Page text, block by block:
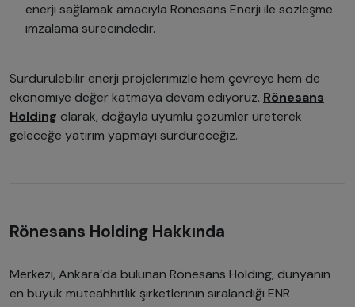
enerji sağlamak amacıyla Rönesans Enerji ile sözleşme
imzalama sürecindedir.
Sürdürülebilir enerji projelerimizle hem çevreye hem de
ekonomiye değer katmaya devam ediyoruz. Rönesans
Holding olarak, doğayla uyumlu çözümler üreterek
geleceğe yatırım yapmayı sürdüreceğiz.
Rönesans Holding Hakkında
Merkezi, Ankara’da bulunan Rönesans Holding, dünyanın
en büyük müteahhitlik şirketlerinin sıralandığı ENR